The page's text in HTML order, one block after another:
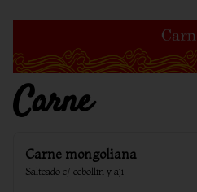
Carne
Carne mongoliana
Salteado c/ cebollin y aji